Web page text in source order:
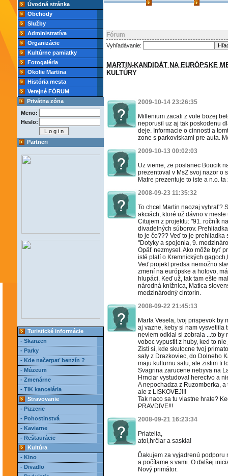
Úvodná stránka
Obchody
Služby
Administratíva
Organizácie
Kultúrne pamiatky
Fotogaléria
Okolie Martina
História mesta
Verejné FÓRUM
Privátna zóna
Meno:
Heslo:
Partneri
Turistické informácie
- Skanzen
- Parky
- Kde načerpať benzín ?
- Múzeum
- Zmenárne
- TIK kancelária
Stravovanie
- Pizzerie
- Pohostinstvá
- Kaviarne
- Reštaurácie
Kultúra
- Kino
- Divadlo
Fórum
Vyhľadávanie:
MARTIN-KANDIDÁT NA EURÓPSKE
KULTÚRY
2009-10-14 23:26:35
Millenium zacali z vole bozej
neporusil uz aj tak poskodenu
deje. Informacie o cinnosti a
zone s parkoviskami pre auta.
2009-10-13 00:02:03
Uz vieme, ze poslanec Boucik
prezentoval v MsZ svoj nazor o
Matre prezentuje to iste a n.o.
2008-09-23 11:35:32
To chcel Martin naozaj vyhrať?
akciách, ktoré už dávno v
Citujem z projektu: "91. ročník
divadelných súborov.
to je čo??? Veď to je prehliadka
"Dotyky a spojenia, 9.
Opäť nezmysel. Ako môže byť
isté platí o Kremnických
Veď projekt predsa nemožno
zmení na európske a hotovo,
hlupáci. Keď už, tak tam ešte
národná knižnica, Matica
medzinárodný cintorín.
2008-09-22 21:45:13
Marta Vesela, tvoj prispevok by
aj vazne, keby si nam vysvetlila
neviem odkial si zobrala ...to by
vobec vypustit z huby, ked to
Zisti si, kde skutocne tvoj
saly z Drazkoviec, do Dolneho
maju kulturnu salu, ale zistim ti
Svagrina zarucene nebyva na
Hrnciar vystudoval herectvo a
A nepochadza z Ruzomberka,
ale z LISKOVEJ!!!
Tak naco sa tu vlastne hrate?
PRAVDIVE!!!
2008-09-21 16:23:34
Priatelia,
atol,hrčiar a saskia!
Ďakujem za vyjadrenú podporu
a počítame s vami. O ďalšej
Nový primátor.